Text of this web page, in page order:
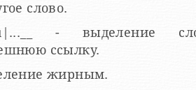
слово.
- выделение
ссылку.
жирным.